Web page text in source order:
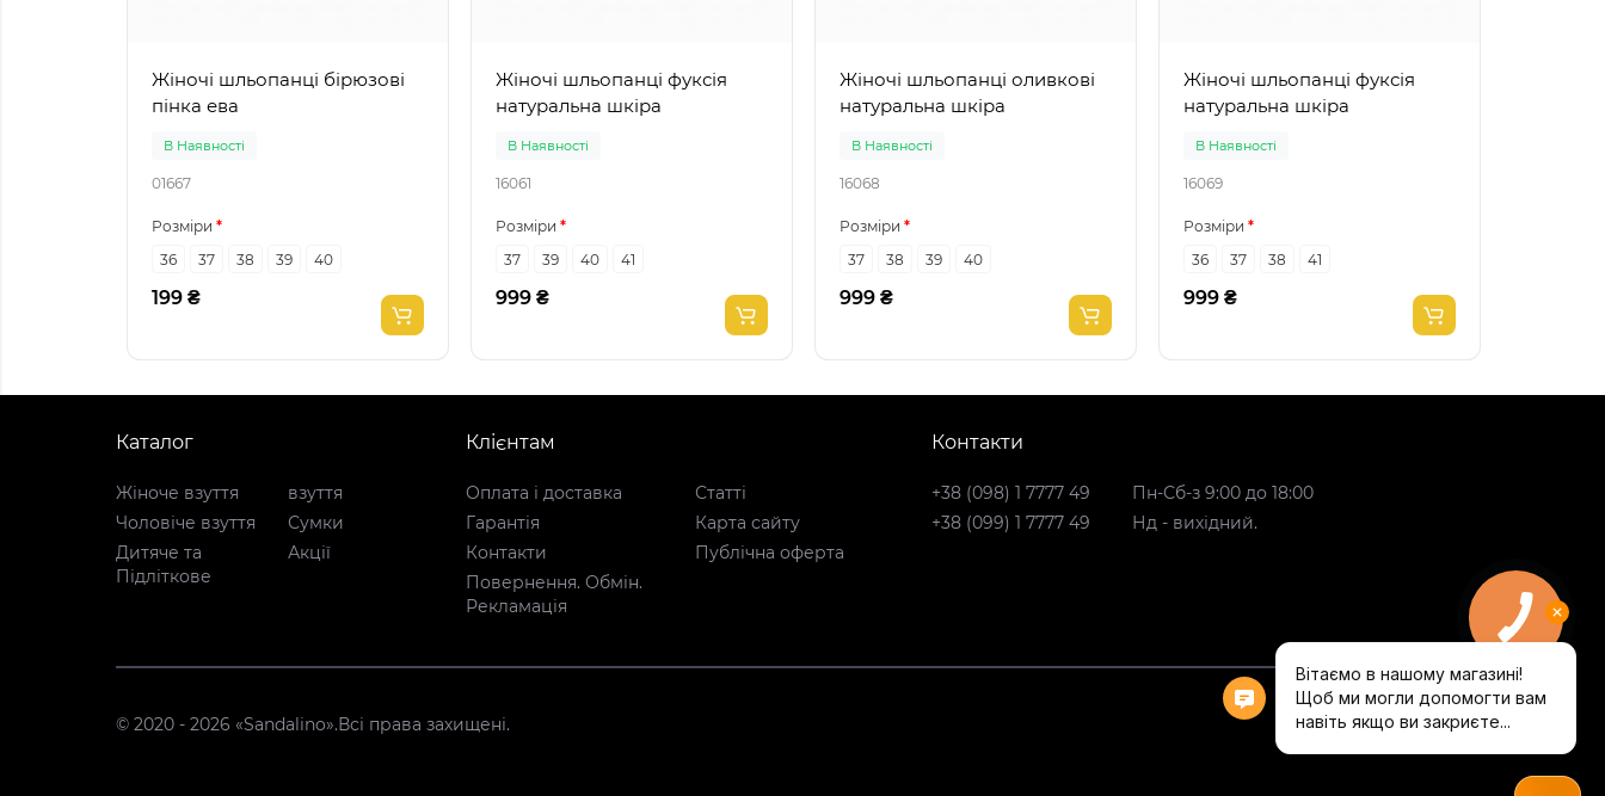
Жіночі шльопанці бірюзові
пінка ева
В Наявності
01667
Розміри
36
37 38 39 40
199 ₴
Жіночі шльопанці фуксія
натуральна шкіра
В Наявності
16061
Розміри
37
39 40 41
999 ₴
Жіночі шльопанці оливкові
натуральна шкіра
В Наявності
16068
Розміри
37
38 39 40
999 ₴
Жіночі шльопанці фуксія
натуральна шкіра
В Наявності
16069
Розміри
36
37 38 41
999 ₴
Каталог
Жіноче взуття
Чоловіче взуття
Дитяче та
Підліткове
взуття
Сумки
Акції
Клієнтам
Оплата і доставка
Гарантія
Контакти
Повернення. Обмін.
Рекламація
Статті
Карта сайту
Публічна оферта
Контакти
+38 (098) 1 7777 49
+38 (099) 1 7777 49
Пн-Сб-з 9:00 до 18:00
Нд - вихідний.
© 2020 - 2026 «Sandalino».Всі права захищені.